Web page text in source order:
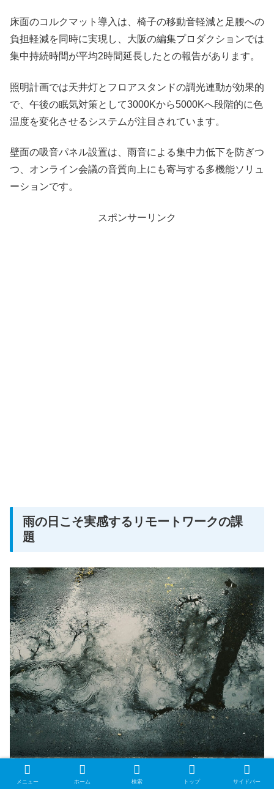
床面のコルクマット導入は、椅子の移動音軽減と足腰への
負担軽減を同時に実現し、大阪の編集プロダクションでは
集中持続時間が平均2時間延長したとの報告があります。
照明計画では天井灯とフロアスタンドの調光連動が効果的
で、午後の眠気対策として3000Kから5000Kへ段階的に色
温度を変化させるシステムが注目されています。
壁面の吸音パネル設置は、雨音による集中力低下を防ぎつ
つ、オンライン会議の音質向上にも寄与する多機能ソリュ
ーションです。
スポンサーリンク
雨の日こそ実感するリモートワークの課
題
雨の日のリモートワーク特有の課題を解決するために必要
メニュー ホーム 検索 トップ サイドバー